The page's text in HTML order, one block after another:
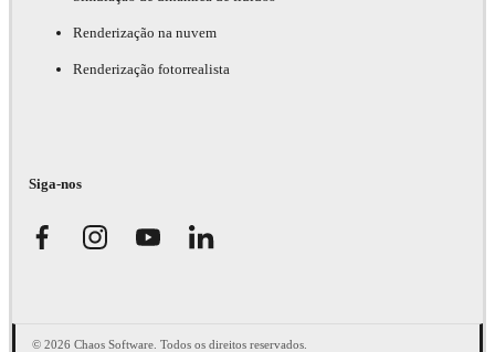
Renderização na nuvem
Renderização fotorrealista
Siga-nos
© 2026 Chaos Software. Todos os direitos reservados.